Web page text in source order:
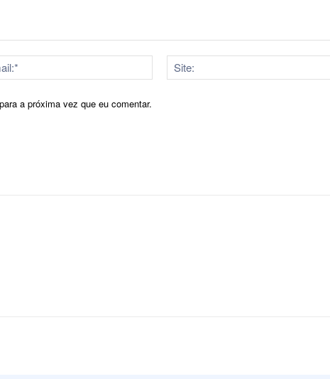
mail:*
a próxima vez que eu comentar.